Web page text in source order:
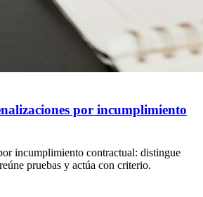
por incumplimiento
incumplimiento contractual: distingue
pruebas y actúa con criterio.